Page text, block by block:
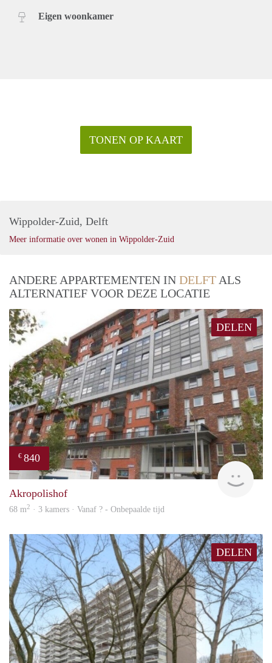
Eigen woonkamer
TONEN OP KAART
Wippolder-Zuid, Delft
Meer informatie over wonen in Wippolder-Zuid
ANDERE APPARTEMENTEN IN DELFT ALS
ALTERNATIEF VOOR DEZE LOCATIE
DELEN
€ 840
rent
Akropolishof
68 m2 · 3 kamers · Vanaf ? - Onbepaalde tijd
DELEN